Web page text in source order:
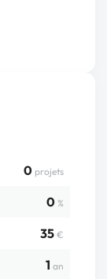
0 projets
0 %
35 €
1 an